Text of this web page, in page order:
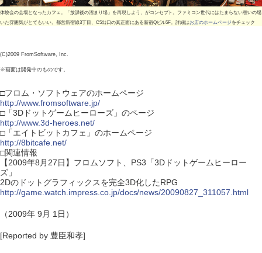
体験会の会場となったカフェ。「放課後の溜まり場」を再現しよう、がコンセプト。ファミコン世代にはたまらない憩いの
いた雰囲気がとてもいい。都営新宿線3丁目、C5出口の真正面にある新宿Qビル5F。詳細はお店のホームページ をチェック
(C)2009 FromSoftware, Inc.
※画面は開発中のものです。
□フロム・ソフトウェアのホームページ
http://www.fromsoftware.jp/
□「3Dドットゲームヒーローズ」のページ
http://www.3d-heroes.net/
□「エイトビットカフェ」のホームページ
http://8bitcafe.net/
□関連情報
【2009年8月27日】フロムソフト、PS3「3Dドットゲームヒーロー
ズ」
2Dのドットグラフィックスを完全3D化したRPG
http://game.watch.impress.co.jp/docs/news/20090827_311057.html
（2009年 9月 1日）
[Reported by 豊臣和孝]